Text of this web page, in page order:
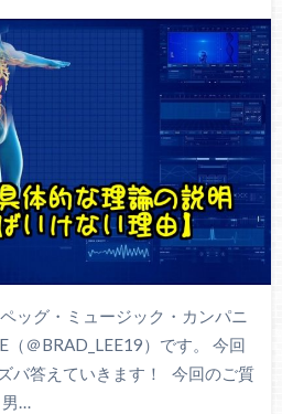
ッグ・ミュージック・カンパニ
（＠BRAD_LEE19）です。 今回
バ答えていきます！ 今回のご質
男…